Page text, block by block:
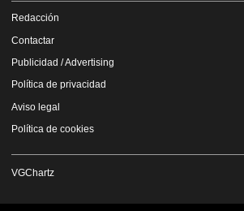
Redacción
Contactar
Publicidad / Advertising
Política de privacidad
Aviso legal
Política de cookies
VGChartz